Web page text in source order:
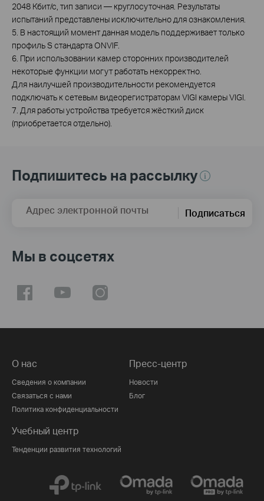
2048 Кбит/с, тип записи — круглосуточная. Результаты
испытаний представлены исключительно для ознакомления.
5. В настоящий момент данная модель поддерживает только
профиль S стандарта ONVIF.
6. При использовании камер сторонних производителей
некоторые функции могут работать некорректно.
Для наилучшей производительности рекомендуется
подключать к сетевым видеорегистраторам VIGI камеры VIGI.
7. Для работы устройства требуется жёсткий диск
(приобретается отдельно).
Подпишитесь на рассылку
Адрес электронной почты Подписаться
Мы в соцсетях
О нас
Сведения о компании
Связаться с нами
Политика конфиденциальности
Пресс-центр
Новости
Блог
Учебный центр
Тенденции развития технологий